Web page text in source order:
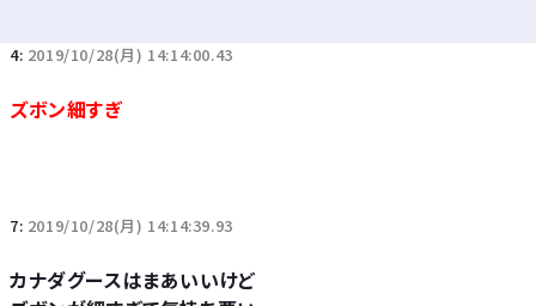
4: 2019/10/28(月) 14:14:00.43
ズボン細すぎ
7: 2019/10/28(月) 14:14:39.93
カナダグースはまあいいけど